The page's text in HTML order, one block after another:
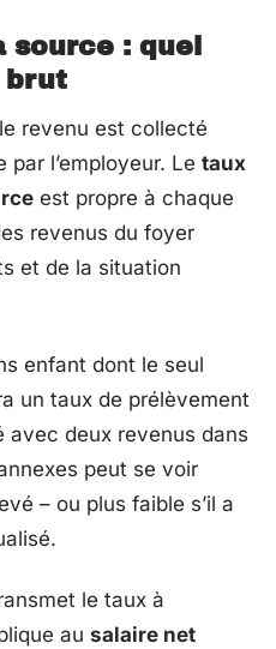
source : quel
brut
revenu est collecté
l’employeur. Le taux
est propre à chaque
revenus du foyer
et de la situation
enfant dont le seul
un taux de prélèvement
avec deux revenus dans
peut se voir
– ou plus faible s’il a
le taux à
au salaire net